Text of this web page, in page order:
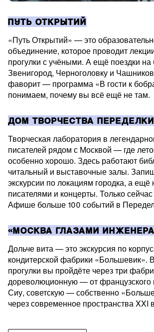
ПУТЬ ОТКРЫТИЙ
«Путь Открытий» — это
объединение, которое проводит
прогулки с учёными. А ещё поездки на
Звенигород, Черноголовку и
фаворит — программа «В гости к
понимаем, почему вы всё ещё не там.
ДОМ ТВОРЧЕСТВА
Творческая лаборатория в
писателей рядом с Москвой — где
особенно хорошо. Здесь работают
читальный и выставочные залы.
экскурсии по локациям городка, а ещё
писателями и концерты. Только
Афише больше 100 событий в
«МОСКВА ГЛАЗАМИ
Дольче вита — это экскурсия по
кондитерской фабрики «Большевик».
прогулки вы пройдёте через три
дореволюционную — от
Сиу, советскую — собственно
через современное пространства XXI